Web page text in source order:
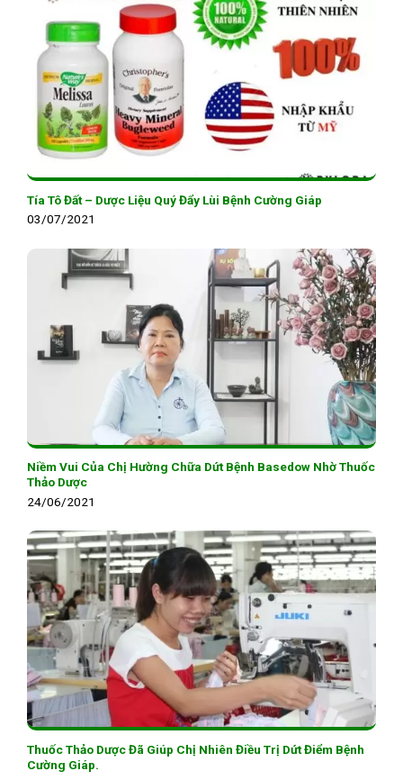
Tía Tô Đất – Dược Liệu Quý Đẩy Lùi Bệnh Cường Giáp
03/07/2021
Niềm Vui Của Chị Hường Chữa Dứt Bệnh Basedow Nhờ Thuốc
Thảo Dược
24/06/2021
Thuốc Thảo Dược Đã Giúp Chị Nhiên Điều Trị Dứt Điểm Bệnh
Cường Giáp.